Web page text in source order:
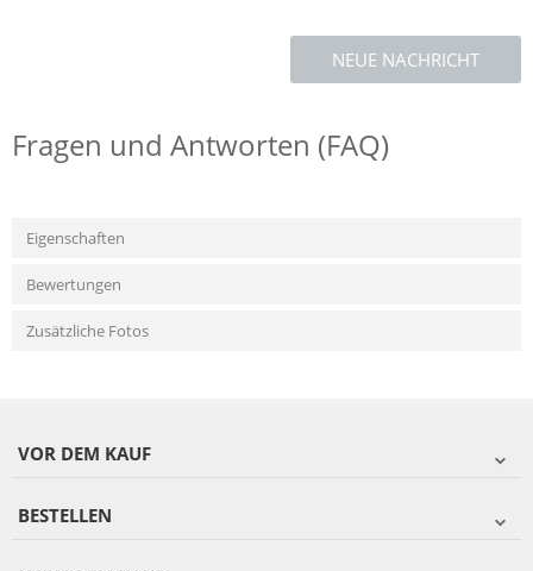
NEUE NACHRICHT
Fragen und Antworten (FAQ)
Eigenschaften
Bewertungen
Zusätzliche Fotos
VOR DEM KAUF
BESTELLEN